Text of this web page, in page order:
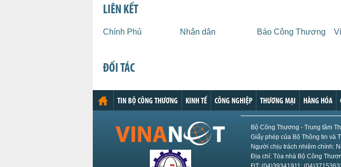
LIÊN KẾT
Chính Phủ Nhân dân Báo Công Thương
ĐỐI TÁC
TIN BỘ CÔNG THƯƠNG KINH TẾ CÔNG NGHIỆP THƯƠNG MẠI HÀNG HÓA
Bộ Công Thương - Trung tâm
Giấy phép của Bộ Thông tin và
Người chịu trách nhiệm chính:
Địa chỉ: Tòa nhà Bộ Công